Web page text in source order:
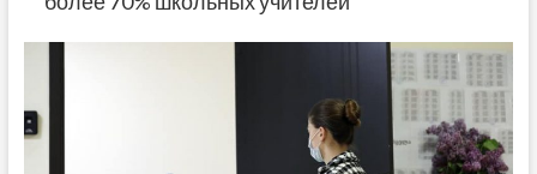
t
t
o
n